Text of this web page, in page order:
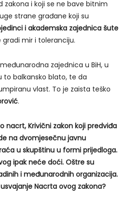
zakona i koji se ne bave bitnim
strane građane koji su
i akademska zajednica šute
mir i toleranciju.
zajednica u BiH, u
to balkansko blato, te da
vlast. To je zaista teško
.
nacrt, Krivični zakon koji predviđa
na dvomjesečnu javnu
u skupštinu u formi prijedloga.
ipak neće doći. Oštre su
i međunarodnih organizacija.
Nacrta ovog zakona?